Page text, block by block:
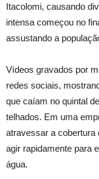
Itacolomi, causando
intensa começou no
assustando a
Vídeos gravados por
redes sociais,
que caíam no quintal
telhados. Em uma
atravessar a cobertura
agir rapidamente para
água.